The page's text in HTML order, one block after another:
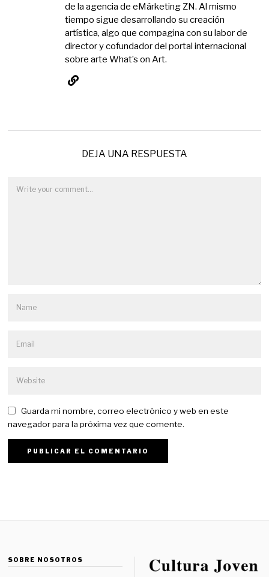
de la agencia de eMárketing ZN. Al mismo
tiempo sigue desarrollando su creación
artística, algo que compagina con su labor de
director y cofundador del portal internacional
sobre arte What’s on Art.
DEJA UNA RESPUESTA
Guarda mi nombre, correo electrónico y web en este
navegador para la próxima vez que comente.
SOBRE NOSOTROS